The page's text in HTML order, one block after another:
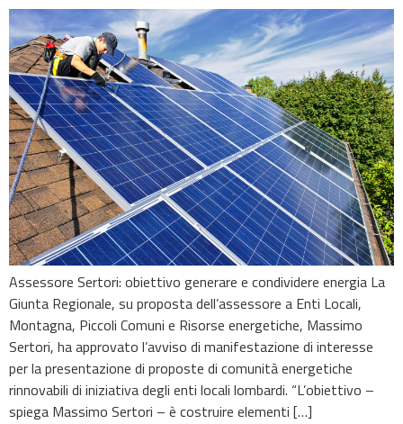
Assessore Sertori: obiettivo generare e condividere energia La
Giunta Regionale, su proposta dell’assessore a Enti Locali,
Montagna, Piccoli Comuni e Risorse energetiche, Massimo
Sertori, ha approvato l’avviso di manifestazione di interesse
per la presentazione di proposte di comunità energetiche
rinnovabili di iniziativa degli enti locali lombardi. “L’obiettivo –
spiega Massimo Sertori – è costruire elementi […]